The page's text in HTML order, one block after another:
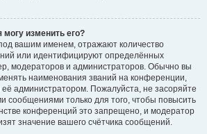
могу изменить его?
вашим именем, отражают количество
или идентифицируют определённых
модераторов и администраторов. Обычно вы
наименования званий на конференции,
её администратором. Пожалуйста, не засоряйте
только для того, чтобы повысить
конференций это запрещено, и модератор
значение вашего счётчика сообщений.